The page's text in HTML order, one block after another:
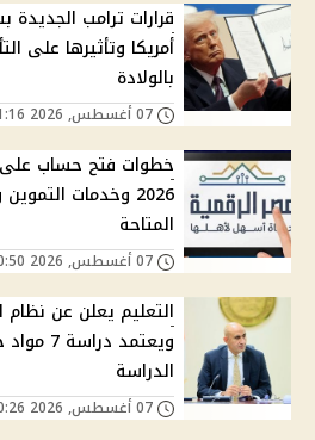
قرارات ترامب
أمريكا وتأثيرها على
بالولادة
خطوات فتح حساب على
2026 وخدمات
المتاحة
التعليم يعلن عن نظام
ويعتمد
الدراسة